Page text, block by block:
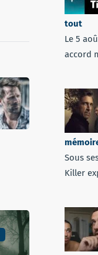
tout
Le 5
accord
Sous
Killer